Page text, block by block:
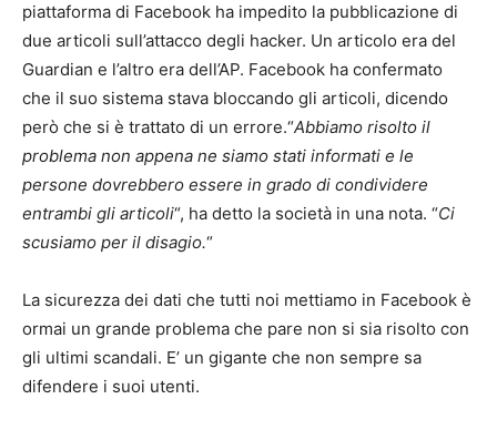
piattaforma di Facebook ha impedito la pubblicazione di
due articoli sull’attacco degli hacker. Un articolo era del
Guardian e l’altro era dell’AP. Facebook ha confermato
che il suo sistema stava bloccando gli articoli, dicendo
però che si è trattato di un errore.“Abbiamo risolto il
problema non appena ne siamo stati informati e le
persone dovrebbero essere in grado di condividere
entrambi gli articoli“, ha detto la società in una nota. “Ci
scusiamo per il disagio.“
La sicurezza dei dati che tutti noi mettiamo in Facebook è
ormai un grande problema che pare non si sia risolto con
gli ultimi scandali. E’ un gigante che non sempre sa
difendere i suoi utenti.